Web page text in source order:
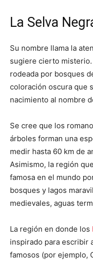
La Selva
Su nombre llama la
sugiere cierto
rodeada por bosques
coloración oscura que
nacimiento al nombre
Se cree que los
árboles forman una
medir hasta 60 km de
Asimismo, la región
famosa en el mundo
bosques y lagos
medievales, aguas
La región en donde los
inspirado para escribir
famosos (por ejemplo,